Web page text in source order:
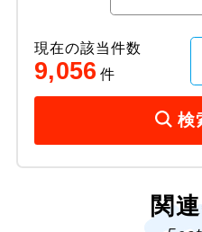
現在の該当件数
9,056 件
検
関